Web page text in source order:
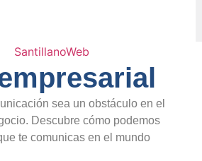
sea un obstáculo en el
Descubre cómo podemos
te comunicas en el mundo